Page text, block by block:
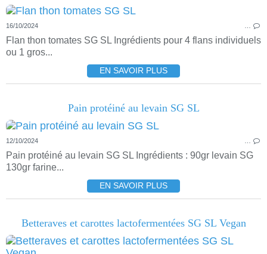
16/10/2024
Flan thon tomates SG SL Ingrédients pour 4 flans individuels
ou 1 gros...
EN SAVOIR PLUS
Pain protéiné au levain SG SL
12/10/2024
Pain protéiné au levain SG SL Ingrédients : 90gr levain SG
130gr farine...
EN SAVOIR PLUS
Betteraves et carottes lactofermentées SG SL Vegan